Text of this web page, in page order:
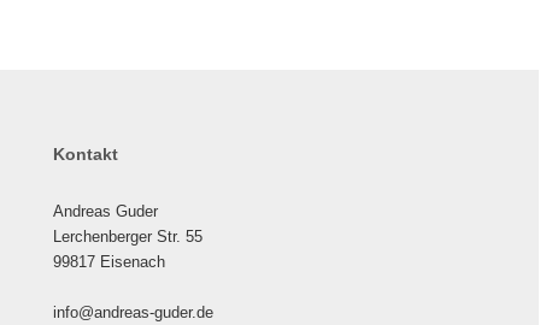
Kontakt
Andreas Guder
Lerchenberger Str. 55
99817 Eisenach
info@andreas-guder.de